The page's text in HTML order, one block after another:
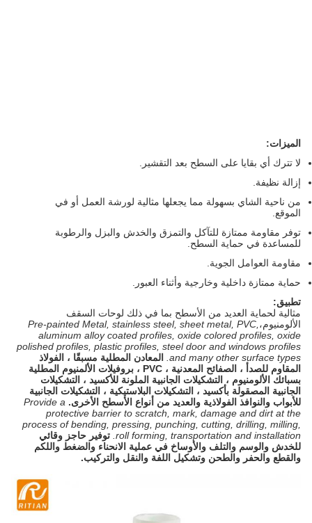
الميزات:
لا تترك أي بقايا على السطح بعد التقشير.
إزالة نظيفة.
من ناحية الشاي بسهولة مما يجعلها مثالية لورشة العمل أو في
الموقع.
توفر مقاومة ممتازة للتآكل والتمزق والخدش والبزل والرطوبة
للمساعدة في حماية السطح.
مقاومة العوامل الجوية.
حماية ممتازة داخلية وخارجية وأثناء العبور.
تطبيق:
مثالية لحماية العديد من الأسطح بما في ذلكلوحات السقف
الألومنيوم،Pre-painted Metal, stainless steel, sheet metal, PVC,
aluminum alloy coated profiles, oxide colored profiles, oxide
polished profiles, plastic profiles, steel door and windows profiles
and many other surface types.
المعادن المطلية مسبقًا ، الفولاذ
المقاوم للصدأ ، الصفائح المعدنية ، PVC ، بروفيلات الألمنيوم المطلية
بسبائك الألومنيوم ، التشكيلات الجانبية الملونة للأكسيد ، التشكيلات
الجانبية المصقولة بأكسيد ، التشكيلات البلاستيكية ، التشكيلات الجانبية
للأبواب والنوافذ الفولاذية والعديد من أنواع الأسطح الأخرى. Provide a
protective barrier to scratch, mark, damage and dirt at the
process of bending, pressing, punching, cutting, drilling, milling,
roll forming, transportation and installation.
توفير حاجز وقائي
للخدش والوسم والتلف والأوساخ في عملية الانحناء والضغط واللكم
والقطع والحفر والطحن وتشكيل اللفة والنقل والتركيب.